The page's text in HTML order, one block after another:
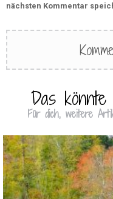
nächsten Kommentar
Das könnte
Für dich, weitere